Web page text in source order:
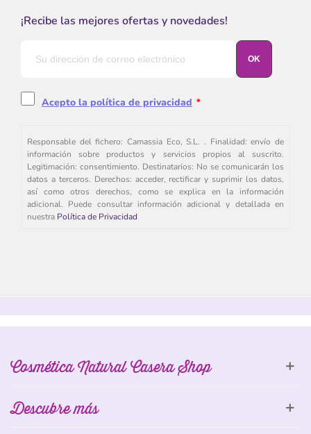
¡Recibe las mejores ofertas y novedades!
Acepto la política de privacidad *
Responsable del fichero: Camassia Eco, S.L. . Finalidad: envío de
información sobre productos y servicios propios al suscrito.
Legitimación: consentimiento. Destinatarios: No se comunicarán los
datos a terceros. Derechos: acceder, rectificar y suprimir los datos,
así como otros derechos, como se explica en la información
adicional. Puede consultar información adicional y detallada en
nuestra Política de Privacidad
Cosmética Natural Casera Shop
Descubre más